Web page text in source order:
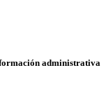
administrativa